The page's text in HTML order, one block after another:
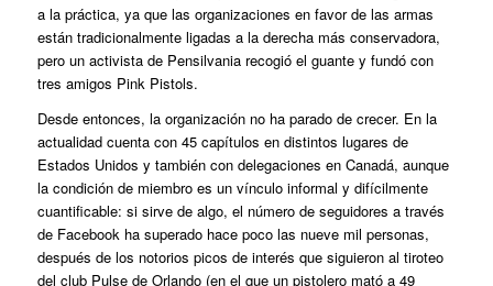
a la práctica, ya que las organizaciones en favor de las armas
están tradicionalmente ligadas a la derecha más conservadora,
pero un activista de Pensilvania recogió el guante y fundó con
tres amigos Pink Pistols.
Desde entonces, la organización no ha parado de crecer. En la
actualidad cuenta con 45 capítulos en distintos lugares de
Estados Unidos y también con delegaciones en Canadá, aunque
la condición de miembro es un vínculo informal y difícilmente
cuantificable: si sirve de algo, el número de seguidores a través
de Facebook ha superado hace poco las nueve mil personas,
después de los notorios picos de interés que siguieron al tiroteo
del club Pulse de Orlando (en el que un pistolero mató a 49